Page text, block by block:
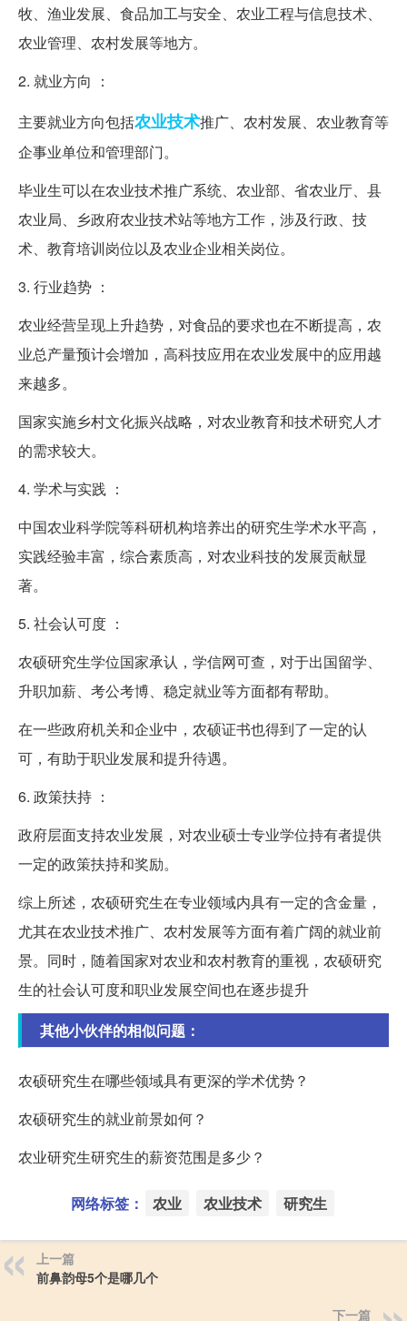
牧、渔业发展、食品加工与安全、农业工程与信息技术、
农业管理、农村发展等地方。
2. 就业方向 ：
主要就业方向包括农业技术推广、农村发展、农业教育等
企事业单位和管理部门。
毕业生可以在农业技术推广系统、农业部、省农业厅、县
农业局、乡政府农业技术站等地方工作，涉及行政、技
术、教育培训岗位以及农业企业相关岗位。
3. 行业趋势 ：
农业经营呈现上升趋势，对食品的要求也在不断提高，农
业总产量预计会增加，高科技应用在农业发展中的应用越
来越多。
国家实施乡村文化振兴战略，对农业教育和技术研究人才
的需求较大。
4. 学术与实践 ：
中国农业科学院等科研机构培养出的研究生学术水平高，
实践经验丰富，综合素质高，对农业科技的发展贡献显
著。
5. 社会认可度 ：
农硕研究生学位国家承认，学信网可查，对于出国留学、
升职加薪、考公考博、稳定就业等方面都有帮助。
在一些政府机关和企业中，农硕证书也得到了一定的认
可，有助于职业发展和提升待遇。
6. 政策扶持 ：
政府层面支持农业发展，对农业硕士专业学位持有者提供
一定的政策扶持和奖励。
综上所述，农硕研究生在专业领域内具有一定的含金量，
尤其在农业技术推广、农村发展等方面有着广阔的就业前
景。同时，随着国家对农业和农村教育的重视，农硕研究
生的社会认可度和职业发展空间也在逐步提升
其他小伙伴的相似问题：
农硕研究生在哪些领域具有更深的学术优势？
农硕研究生的就业前景如何？
农业研究生研究生的薪资范围是多少？
网络标签： 农业 农业技术 研究生
上一篇
前鼻韵母5个是哪几个
下一篇